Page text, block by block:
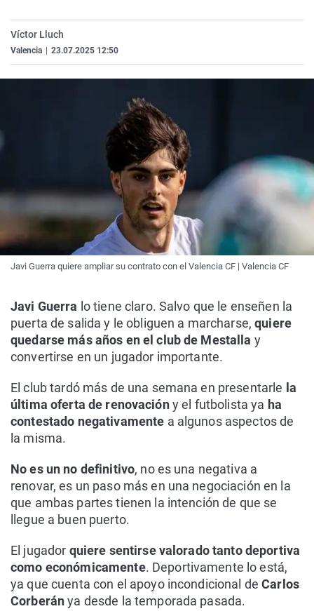
Como el perro y el
Equipo de
La Rioja
Elecciones
Víctor Lluch
Valencia 23.07.2025 12:50
Javi Guerra quiere ampliar su contrato con el Valencia CF | Valencia CF
Javi Guerra lo tiene claro. Salvo que le enseñen la
puerta de salida y le obliguen a marcharse,quiere
quedarse más años en el club de Mestalla y
convertirse en un jugador importante.
El club tardó más de una semana en presentarle la
última oferta de renovacióny el futbolista ya ha
contestado negativamente a algunos aspectos de
la misma.
No es un no definitivo, no es una negativa a
renovar, es un paso más en una negociación en la
que ambas partes tienen la intención de que se
llegue a buen puerto.
El jugador quiere sentirse valorado tanto deportiva
como económicamente. Deportivamente lo está,
ya que cuenta con el apoyo incondicional deCarlos
Corberánya desde la temporada pasada.